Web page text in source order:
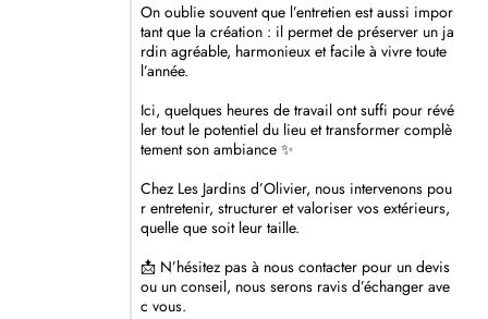
On oublie souvent que l’entretien est aussi impor
tant que la création : il permet de préserver un ja
rdin agréable, harmonieux et facile à vivre toute
l’année.
Ici, quelques heures de travail ont suffi pour révé
ler tout le potentiel du lieu et transformer complè
tement son ambiance ✨
Chez Les Jardins d’Olivier, nous intervenons pou
r entretenir, structurer et valoriser vos extérieurs,
quelle que soit leur taille.
📩 N’hésitez pas à nous contacter pour un devis
ou un conseil, nous serons ravis d’échanger ave
c vous.